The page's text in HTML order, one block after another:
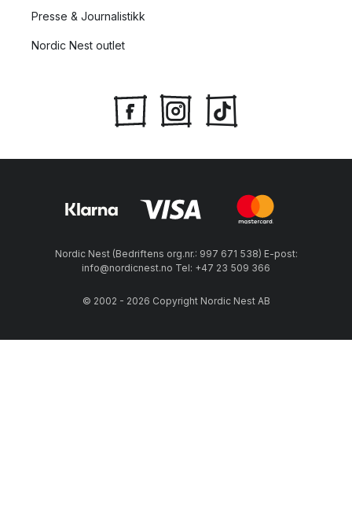
Presse & Journalistikk
Nordic Nest outlet
Nordic Nest (Bedriftens org.nr.: 997 671 538) E-post:
info@nordicnest.no Tel: +47 23 509 366
© 2002 - 2026 Copyright Nordic Nest AB